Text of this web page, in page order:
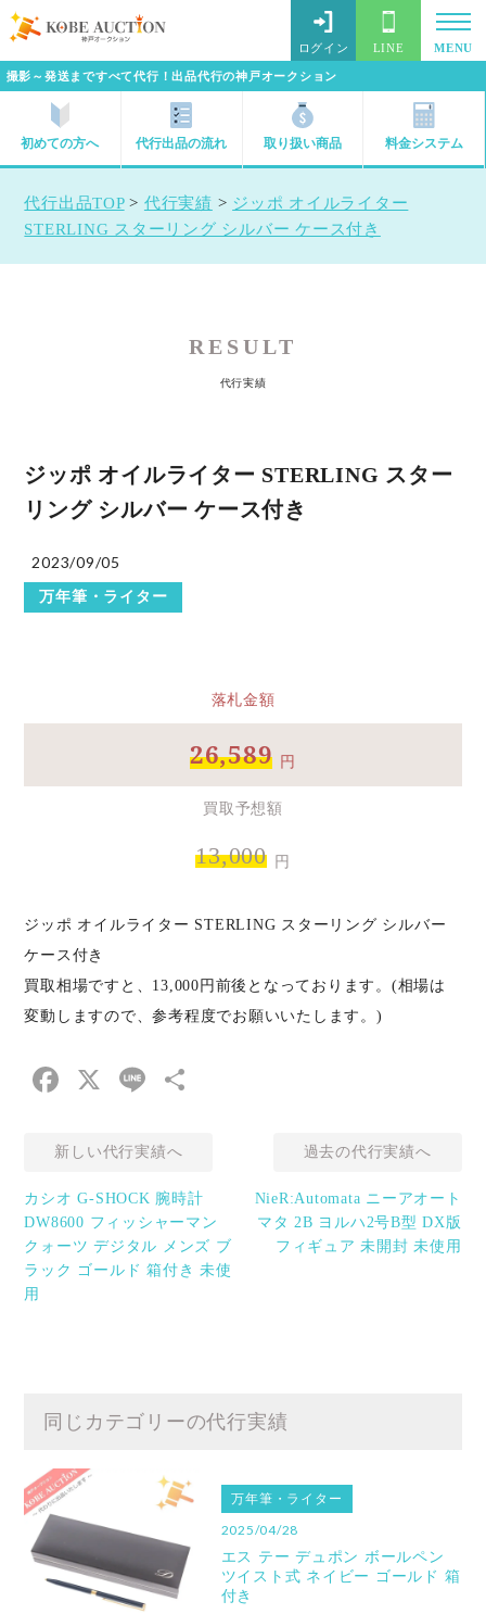
撮影～発送まですべて代行！出品代行の神戸オークション
ログイン LINE MENU
初めての方へ 代行出品の流れ 取り扱い商品 料金システム
代行出品TOP> 代行実績 > ジッポ オイルライター
STERLING スターリング シルバー ケース付き
RESULT
代行実績
ジッポ オイルライター STERLING スター
リング シルバー ケース付き
2023/09/05
万年筆・ライター
落札金額
26,589 円
買取予想額
13,000 円
ジッポ オイルライター STERLING スターリング シルバー
ケース付き
買取相場ですと、13,000円前後となっております。(相場は
変動しますので、参考程度でお願いいたします。)
Facebook
X Line
新しい代行実績へ
カシオ G-SHOCK 腕時計
DW8600 フィッシャーマン
クォーツ デジタル メンズ ブ
ラック ゴールド 箱付き 未使
用
過去の代行実績へ
NieR:Automata ニーアオート
マタ 2B ヨルハ2号B型 DX版
フィギュア 未開封 未使用
同じカテゴリーの代行実績
万年筆・ライター
2025/04/28
エス テー デュポン ボールペン
ツイスト式 ネイビー ゴールド 箱
付き